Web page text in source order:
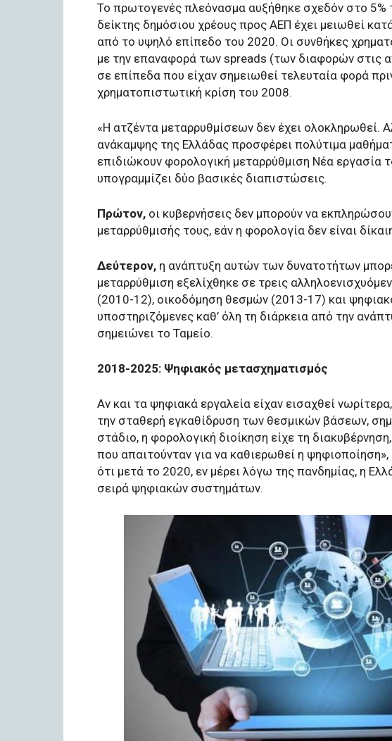
Το πρωτογενές πλεόνασμα αυξήθηκε σχεδόν στο 5%
δείκτης δημόσιου χρέους προς ΑΕΠ έχει μειωθεί
από το υψηλό επίπεδο του 2020. Οι συνθήκες
με την επαναφορά των spreads (των διαφορών στις
σε επίπεδα που είχαν σημειωθεί τελευταία φορά
χρηματοπιστωτική κρίση του 2008.
«Η ατζέντα μεταρρυθμίσεων δεν έχει ολοκληρωθεί.
ανάκαμψης της Ελλάδας προσφέρει πολύτιμα
επιδιώκουν φορολογική μεταρρύθμιση Νέα εργασία
υπογραμμίζει δύο βασικές διαπιστώσεις.
Πρώτον, οι κυβερνήσεις δεν μπορούν να
μεταρρύθμισής τους, εάν η φορολογία δεν είναι
Δεύτερον, η ανάπτυξη αυτών των δυνατοτήτων
μεταρρύθμιση εξελίχθηκε σε τρεις
(2010-12), οικοδόμηση θεσμών (2013-17) και
υποστηριζόμενες καθ’ όλη τη διάρκεια από την
σημειώνει το Ταμείο.
2018-2025: Ψηφιακός μετασχηματισμός
Αν και τα ψηφιακά εργαλεία είχαν εισαχθεί
την σταθερή εγκαθίδρυση των θεσμικών βάσεων,
στάδιο, η φορολογική διοίκηση είχε τη
που απαιτούνταν για να καθιερωθεί η
ότι μετά το 2020, εν μέρει λόγω της πανδημίας, η
σειρά ψηφιακών συστημάτων.